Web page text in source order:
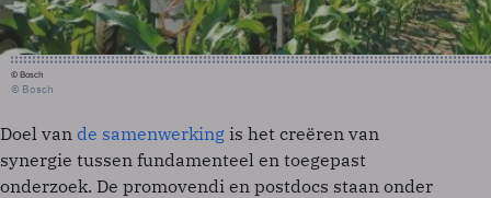
© Bosch
© Bosch
Doel van de samenwerking is het creëren van
synergie tussen fundamenteel en toegepast
onderzoek. De promovendi en postdocs staan onder